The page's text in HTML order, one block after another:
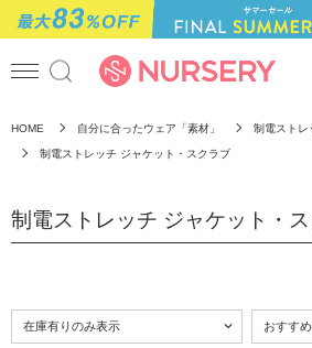
HOME 自分に合ったウェア「素材」 制電ストレ
制電ストレッチ ジャケット・スクラブ
制電ストレッチ ジャケット・